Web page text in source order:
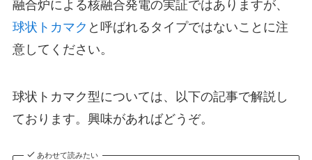
融合炉による核融合発電の実証ではありますが、
球状トカマク と呼ばれるタイプではないことに注
意してください。
球状トカマク型については、以下の記事で解説し
ております。興味があればどうぞ。
あわせて読みたい